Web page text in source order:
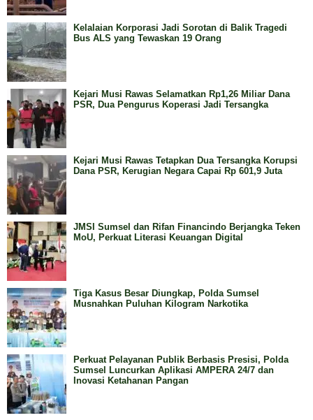
Kelalaian Korporasi Jadi Sorotan di Balik Tragedi
Bus ALS yang Tewaskan 19 Orang
Kejari Musi Rawas Selamatkan Rp1,26 Miliar Dana
PSR, Dua Pengurus Koperasi Jadi Tersangka
Kejari Musi Rawas Tetapkan Dua Tersangka Korupsi
Dana PSR, Kerugian Negara Capai Rp 601,9 Juta
JMSI Sumsel dan Rifan Financindo Berjangka Teken
MoU, Perkuat Literasi Keuangan Digital
Tiga Kasus Besar Diungkap, Polda Sumsel
Musnahkan Puluhan Kilogram Narkotika
Perkuat Pelayanan Publik Berbasis Presisi, Polda
Sumsel Luncurkan Aplikasi AMPERA 24/7 dan
Inovasi Ketahanan Pangan